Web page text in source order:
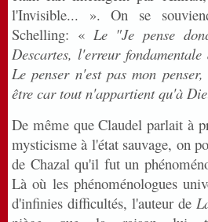
l'Invisible... ». On se
Schelling: « Le "Je pense
Descartes, l'erreur fondamentale
Le penser n'est pas mon
être car tout n'appartient qu'à
De même que Claudel parlait à
mysticisme à l'état sauvage, on
de Chazal qu'il fut un
Là où les phénoménologues
d'infinies difficultés, l'auteur de